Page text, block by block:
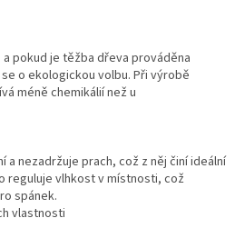
pokud je těžba dřeva prováděna
o ekologickou volbu. Při výrobě
méně chemikálií než u
a nezadržuje prach, což z něj činí ideální
reguluje vlhkost v místnosti, což
spánek.
vlastnosti